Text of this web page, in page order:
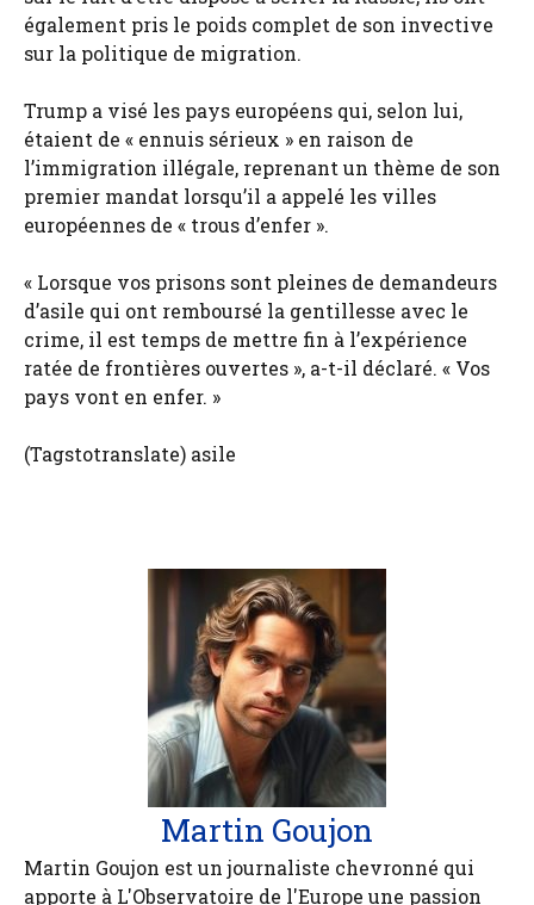
également pris le poids complet de son invective
sur la politique de migration.
Trump a visé les pays européens qui, selon lui,
étaient de « ennuis sérieux » en raison de
l’immigration illégale, reprenant un thème de son
premier mandat lorsqu’il a appelé les villes
européennes de « trous d’enfer ».
« Lorsque vos prisons sont pleines de demandeurs
d’asile qui ont remboursé la gentillesse avec le
crime, il est temps de mettre fin à l’expérience
ratée de frontières ouvertes », a-t-il déclaré. « Vos
pays vont en enfer. »
(Tagstotranslate) asile
Martin Goujon
Martin Goujon est un journaliste chevronné qui
apporte à L'Observatoire de l'Europe une passion